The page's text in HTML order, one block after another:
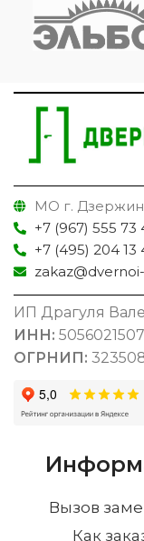
МО г.
+7 (967) 555 73
+7 (495) 204 13
ИП Драгуля
ИНН:
ОГРНИП:
Вызов
Как